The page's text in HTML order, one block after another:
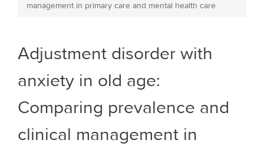
management in primary care and mental health care
Adjustment disorder with
anxiety in old age:
Comparing prevalence and
clinical management in